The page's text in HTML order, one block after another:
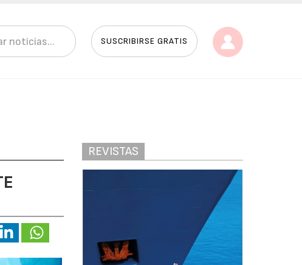
SUSCRIBIRSE GRATIS
REVISTAS